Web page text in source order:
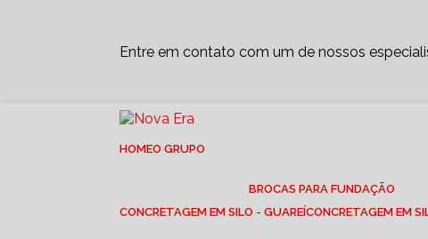
Entre em contato com um de nossos
HOME
O GRUPO
BROCAS PARA FUNDAÇÃO
CONCRETAGEM EM SILO - GUAREÍ CONCRETAGEM EM